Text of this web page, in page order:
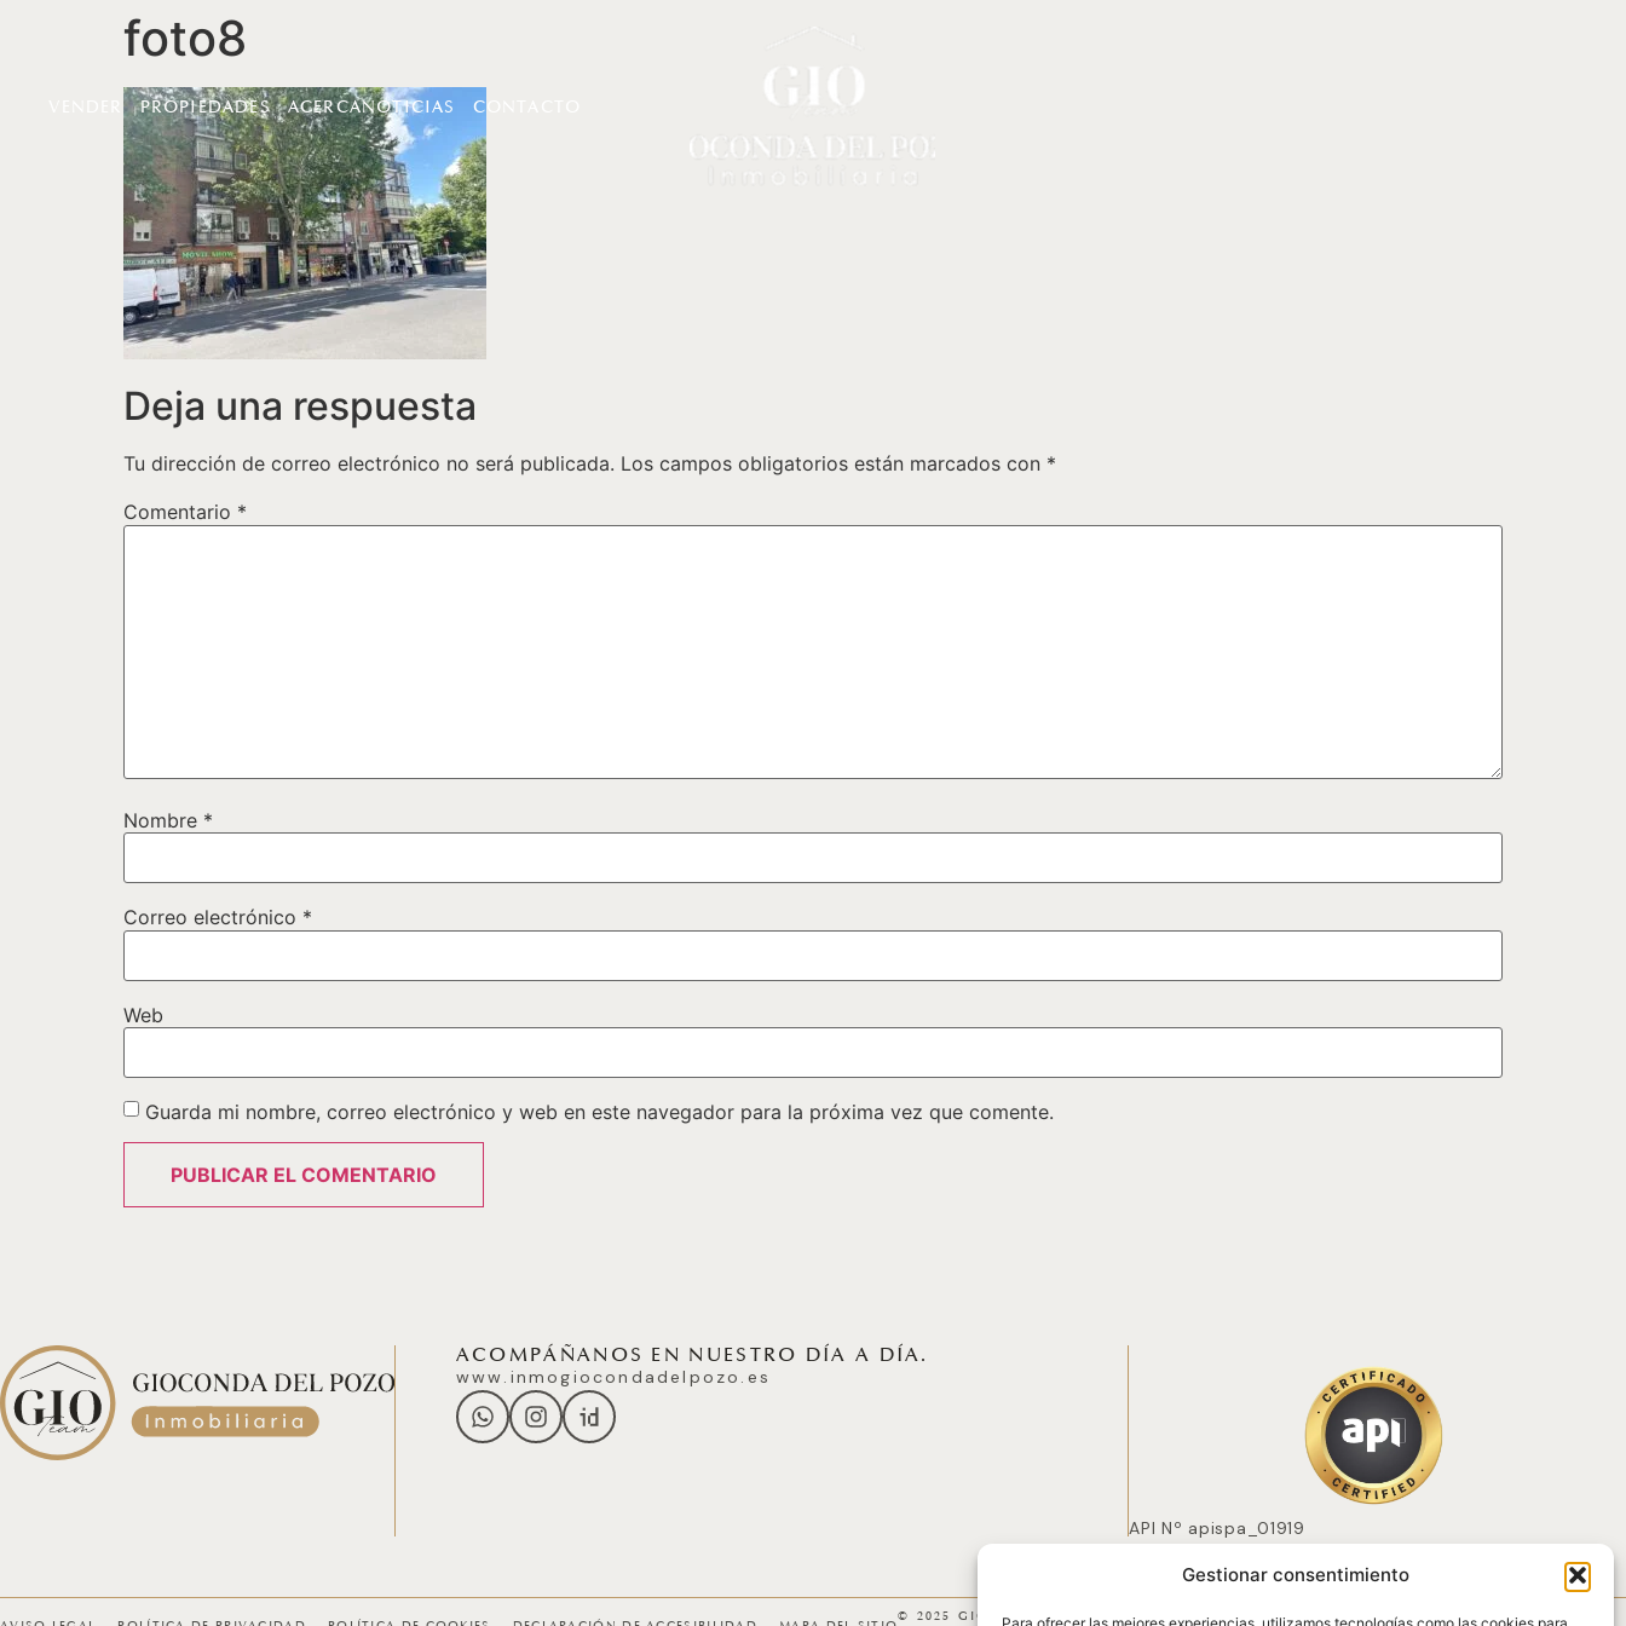
Gestionar consentimiento
PROPIEDADES ACERCANOTICIAS CONTACTO
foto8
Deja una respuesta
Tu dirección de correo electrónico no será publicada. Los campos obligatorios están marcados con *
Comentario *
Nombre *
Correo electrónico *
Web
Guarda mi nombre, correo electrónico y web en este navegador para la próxima vez que comente.
ACOMPÁÑANOS EN NUESTRO DÍA A DÍA.
www.inmogiocondadelpozo.es
API Nº apispa_01919
© 2025 GICONDA DEL POZO